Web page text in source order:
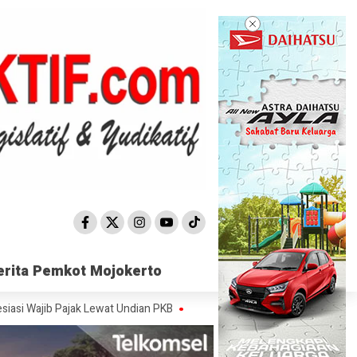
Pemkot Mojokerto
Pemkot Mojokerto
Lewat Undian PKB Satpol PP Mojokerto Sisir 15 Titik,